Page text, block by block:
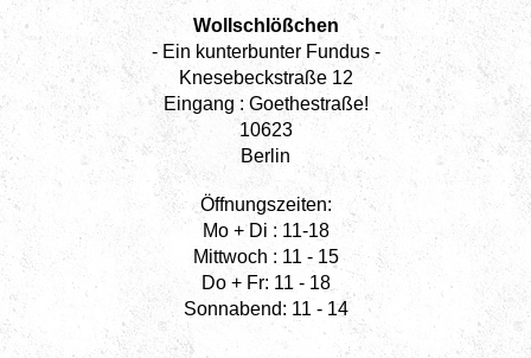
Wollschlößchen
- Ein kunterbunter Fundus -
Knesebeckstraße 12
Eingang : Goethestraße!
10623
Berlin
Öffnungszeiten:
Mo + Di : 11-18
Mittwoch : 11 - 15
Do + Fr: 11 - 18
Sonnabend: 11 - 14